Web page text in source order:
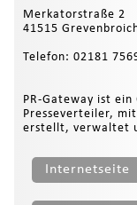
Merkatorstraße 2
41515
Telefon: 02181
PR-Gateway ist ein
Presseverteiler,
erstellt, verwaltet
Internetseite